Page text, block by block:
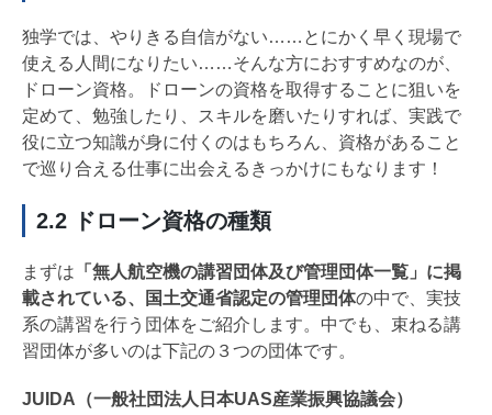
独学では、やりきる自信がない……とにかく早く現場で
使える人間になりたい……そんな方におすすめなのが、
ドローン資格。ドローンの資格を取得することに狙いを
定めて、勉強したり、スキルを磨いたりすれば、実践で
役に立つ知識が身に付くのはもちろん、資格があること
で巡り合える仕事に出会えるきっかけにもなります！
2.2 ドローン資格の種類
まずは 「無人航空機の講習団体及び管理団体一覧」に掲
載されている、国土交通省認定の管理団体の中で、実技
系の講習を行う団体をご紹介します。中でも、束ねる講
習団体が多いのは下記の３つの団体です。
JUIDA（一般社団法人日本UAS産業振興協議会）